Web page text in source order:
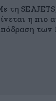
τη
η πιο
των